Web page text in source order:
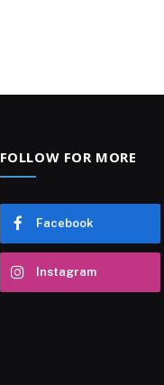
FOLLOW FOR MORE
Facebook
Instagram